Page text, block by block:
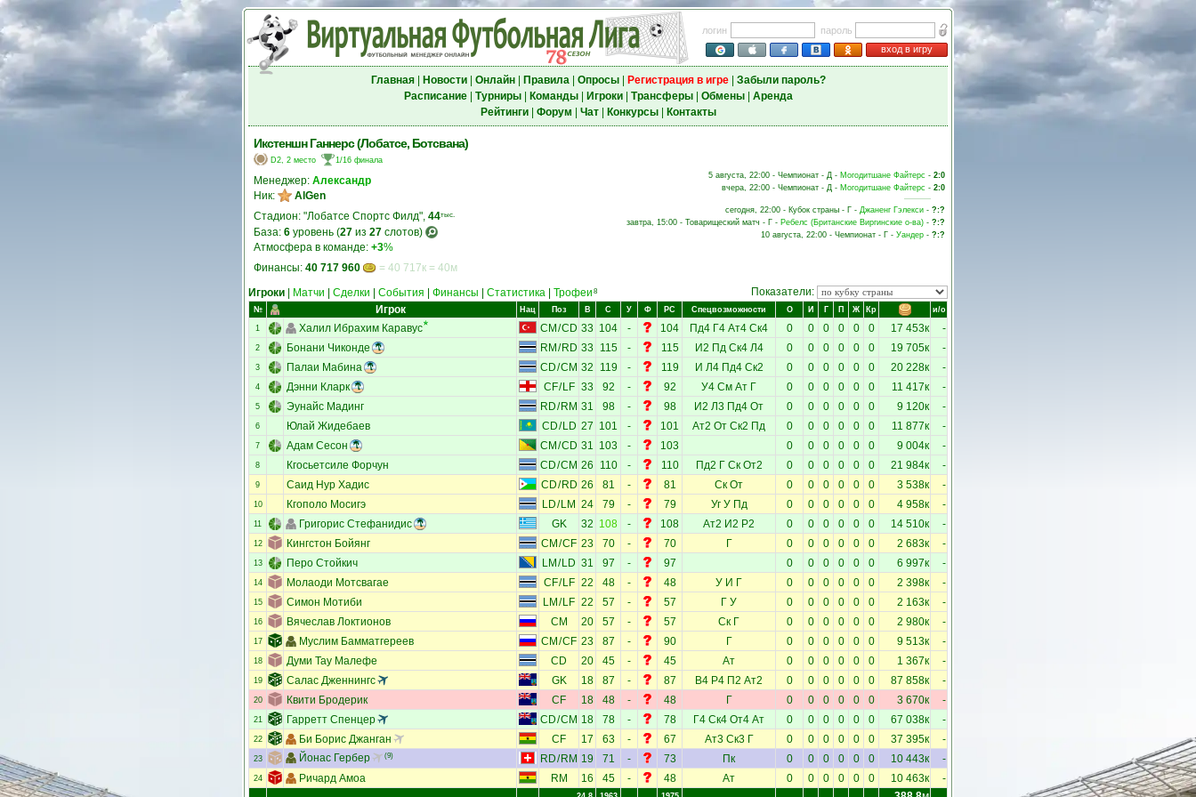
логин
пароль
вход в игру
Главная| Новости| Онлайн| Правила| Опросы| Регистрация в игре| Забыли пароль?
Расписание| Турниры| Команды| Игроки| Трансферы| Обмены| Аренда
Рейтинги| Форум Чат| Конкурсы| Контакты
Икстеншн Ганнерс (Лобатсе, Ботсвана)
D2, 2 место 1/16 финала
Менеджер: Александр
Ник:
AlGen
Стадион: "Лобатсе Спортс Филд", 44тыс.
База: 6 уровень (27 из 27 слотов)
Атмосфера в команде: +3%
Финансы: 40 717 960 = 40 717к = 40м
5 августа, 22:00 - Чемпионат - Д - Могодитшане Файтерс - 2:0
вчера, 22:00 - Чемпионат - Д - Могодитшане Файтерс - 2:0
сегодня, 22:00 - Кубок страны - Г - Джаненг Гэлекси - ?:?
завтра, 15:00 - Товарищеский матч - Г - Ребелс (Британские Виргинские о-ва) - ?:?
10 августа, 22:00 - Чемпионат - Г - Уандер - ?:?
Игроки Матчи Сделки События Финансы Статистика Трофеи 8 Показатели:
№ Игрок Нац Поз В С У Ф РС Спецвозможности О И Г П Ж Кр и/о
1 Халил Ибрахим Каравус CM /CD 33 104 - 104 Пд4 Г4 Ат4 Ск4 0 0 0 0 0 0 17 453к -
2 Бонани Чиконде RM / RD 33 115 - 115 И2 Пд Ск4 Л4 0 0 0 0 0 0 19 705к -
3 Палаи Мабина CD/CM 32 119 - 119 И Л4 Пд4 Ск2 0 0 0 0 0 0 20 228к -
4 Дэнни Кларк CF/LF 33 92 - 92 У4 См Ат Г 0 0 0 0 0 0 11 417к -
5 Эунайс Мадинг RD/ RM 31 98 - 98 И2 Л3 Пд4 От 0 0 0 0 0 0 9 120к -
6 Юлай Жидебаев CD/LD 27 101 - 101 Ат2 От Ск2 Пд 0 0 0 0 0 0 11 877к -
7 Адам Сесон CM /CD 31 103 - 103 0 0 0 0 0 0 9 004к -
8 Кгосьетсиле Форчун CD/CM 26 110 - 110 Пд2 Г Ск От2 0 0 0 0 0 0 21 984к -
9 Саид Нур Хадис CD/RD 26 81 - 81 Ск От 0 0 0 0 0 0 3 538к -
10 Кгополо Мосигэ LD/ LM 24 79 - 79 Уг У Пд 0 0 0 0 0 0 4 958к -
11 Григорис Стефанидис GK 32 108 - 108 Ат2 И2 Р2 0 0 0 0 0 0 14 510к -
12 Кингстон Бойянг CM /CF 23 70 - 70 Г 0 0 0 0 0 0 2 683к -
13 Перо Стойкич LM / LD 31 97 - 97 0 0 0 0 0 0 6 997к -
14 Молаоди Мотсвагае CF/LF 22 48 - 48 У И Г 0 0 0 0 0 0 2 398к -
15 Симон Мотиби LM / LF 22 57 - 57 Г У 0 0 0 0 0 0 2 163к -
16 Вячеслав Локтионов CM 20 57 - 57 Ск Г 0 0 0 0 0 0 2 980к -
17 Муслим Бамматгереев CM /CF 23 87 - 90 Г 0 0 0 0 0 0 9 513к -
18 Думи Тау Малефе CD 20 45 - 45 Ат 0 0 0 0 0 0 1 367к -
19 Салас Дженнингс GK 18 87 - 87 В4 Р4 П2 Ат2 0 0 0 0 0 0 87 858к -
20 Квити Бродерик CF 18 48 - 48 Г 0 0 0 0 0 0 3 670к -
21 Гарретт Спенцер CD/CM 18 78 - 78 Г4 Ск4 От4 Ат 0 0 0 0 0 0 67 038к -
22 Би Борис Джанган CF 17 63 - 67 Ат3 Ск3 Г 0 0 0 0 0 0 37 395к -
23 Йонас Гербер (9) RD/ RM 19 71 - 73 Пк 0 0 0 0 0 0 10 443к -
24 Ричард Амоа RM 16 45 - 48 Ат 0 0 0 0 0 0 10 463к -